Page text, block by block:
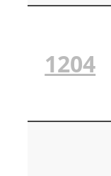
1204